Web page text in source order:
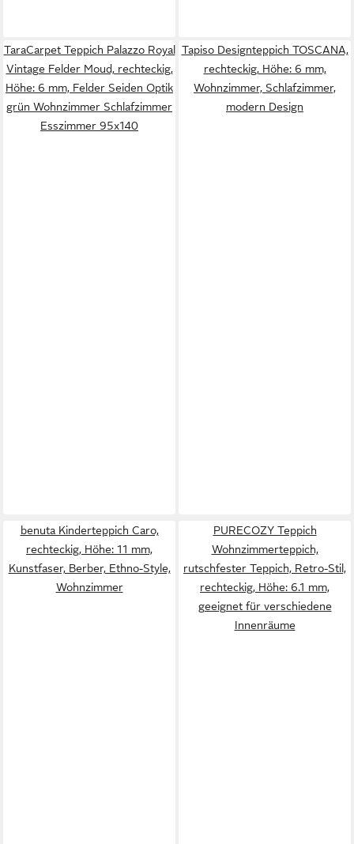
TaraCarpet Teppich Palazzo Royal
Vintage Felder Moud, rechteckig,
Höhe: 6 mm, Felder Seiden Optik
grün Wohnzimmer Schlafzimmer
Esszimmer 95x140
Tapiso Designteppich TOSCANA,
rechteckig, Höhe: 6 mm,
Wohnzimmer, Schlafzimmer,
modern Design
benuta Kinderteppich Caro,
rechteckig, Höhe: 11 mm,
Kunstfaser, Berber, Ethno-Style,
Wohnzimmer
PURECOZY Teppich
Wohnzimmerteppich,
rutschfester Teppich, Retro-Stil,
rechteckig, Höhe: 6.1 mm,
geeignet für verschiedene
Innenräume